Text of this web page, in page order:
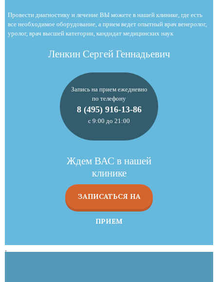
Провести диагностику и лечение ВЫ можете в нашей клинике, где есть
все необходимое оборудование, а прием ведет опытный врач венеролог,
уролог, врач высшей категории, кандидат медицинских наук
Ленкин Сергей Геннадьевич
Запись на прием ежедневно
по телефону
8 (495) 916-13-86
с 9:00 до 21:00
Ждем ВАС в нашей
клинике
ЗАПИСАТЬСЯ НА
ПРИЕМ
,